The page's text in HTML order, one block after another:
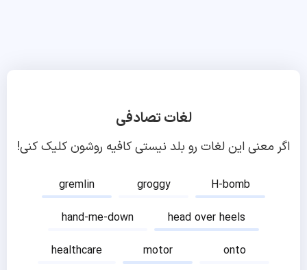
لغات تصادفی
اگر معنی این لغات رو بلد نیستی کافیه روشون کلیک کنی!
gremlin groggy
H-bomb
hand-me-down
head over heels
healthcare
motor
onto